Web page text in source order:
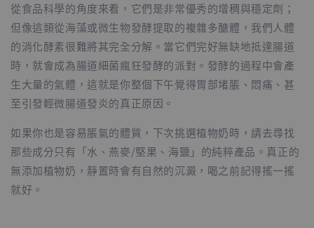
從食品科學的角度來看，它們是非常優秀的增稠與穩定劑；
但像這類從海藻或微生物發酵提取的複雜多醣體，我們人體
的消化酵素很難將其完全分解。當它們完好無缺地抵達腸道
時，就會成為腸道細菌瘋狂發酵的派對。發酵的過程中會產
生大量的氣體，這就是你整個下午覺得胃部堵脹、悶痛、甚
至引發輕微腸道發炎的真正原因。
如果你也是容易脹氣的體質，下次挑選植物奶時，請去尋找
那些成分只有「水、燕麥/堅果、海鹽」的純粹產品。真正的
無添加植物奶，靜置時會有自然的沉澱，喝之前記得搖一搖
就好。